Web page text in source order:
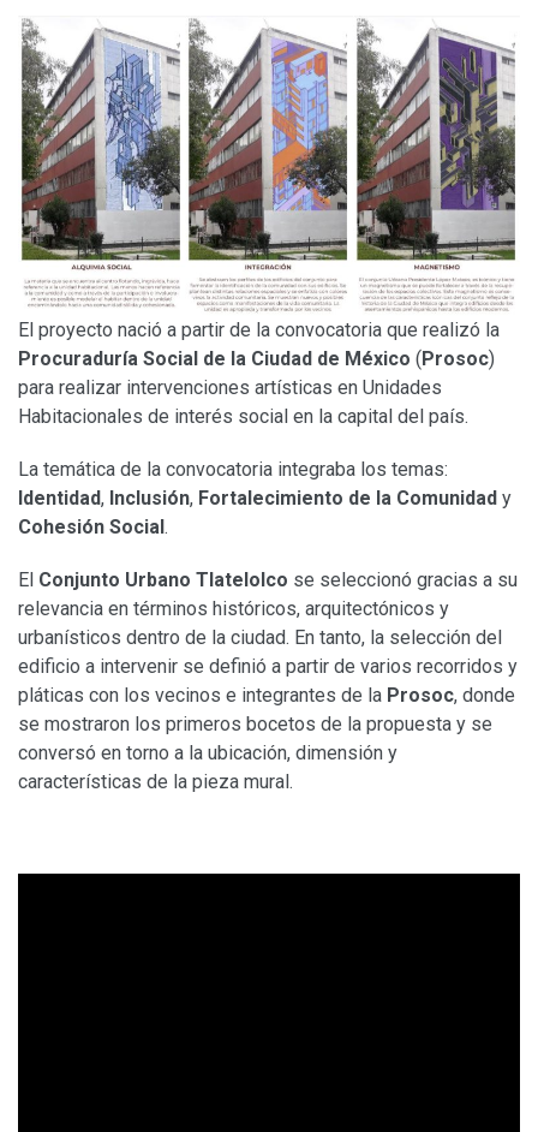
El proyecto nació a partir de la convocatoria que realizó la
Procuraduría Social de la Ciudad de México (Prosoc)
para realizar intervenciones artísticas en Unidades
Habitacionales de interés social en la capital del país.
La temática de la convocatoria integraba los temas:
Identidad, Inclusión, Fortalecimiento de la Comunidad y
Cohesión Social.
El Conjunto Urbano Tlatelolco se seleccionó gracias a su
relevancia en términos históricos, arquitectónicos y
urbanísticos dentro de la ciudad. En tanto, la selección del
edificio a intervenir se definió a partir de varios recorridos y
pláticas con los vecinos e integrantes de la Prosoc, donde
se mostraron los primeros bocetos de la propuesta y se
conversó en torno a la ubicación, dimensión y
características de la pieza mural.